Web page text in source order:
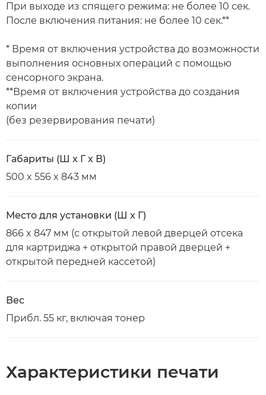
При выходе из спящего режима: не более 10 сек.
После включения питания: не более 10 сек.**
* Время от включения устройства до возможности
выполнения основных операций с помощью
сенсорного экрана.
**Время от включения устройства до создания
копии
(без резервирования печати)
Габариты (Ш x Г x В)
500 x 556 x 843 мм
Место для установки (Ш x Г)
866 x 847 мм (с открытой левой дверцей отсека
для картриджа + открытой правой дверцей +
открытой передней кассетой)
Вес
Прибл. 55 кг, включая тонер
Характеристики печати